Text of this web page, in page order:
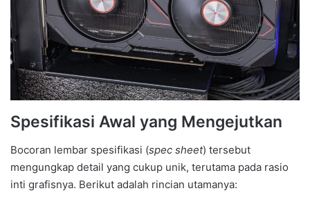
Spesifikasi Awal yang Mengejutkan
Bocoran lembar spesifikasi (spec sheet) tersebut
mengungkap detail yang cukup unik, terutama pada rasio
inti grafisnya. Berikut adalah rincian utamanya: